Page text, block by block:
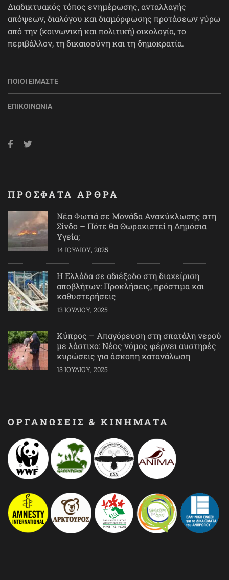
Διαδικτυακός τόπος ενημέρωσης, ανταλλαγής
απόψεων, διαλόγου και διαμόρφωσης προτάσεων γύρω
από την (κοινωνική και πολιτική) οικολογία, το
περιβάλλον, τη δικαιοσύνη και τη δημοκρατία.
ΠΟΙΟΙ ΕΊΜΑΣΤΕ
ΕΠΙΚΟΙΝΩΝΊΑ
ΠΡΟΣΦΑΤΑ ΑΡΘΡΑ
Νέα Φωτιά σε Μονάδα Ανακύκλωσης στη
Σίνδο – Πότε θα Θωρακιστεί η Δημόσια
Υγεία;
14 ΙΟΥΛΊΟΥ, 2025
Η Ελλάδα σε αδιέξοδο στη διαχείριση
αποβλήτων: Προκλήσεις, πρόστιμα και
καθυστερήσεις
13 ΙΟΥΛΊΟΥ, 2025
Κύπρος – Απαγόρευση στη σπατάλη νερού
με λάστιχο: Νέος νόμος φέρνει αυστηρές
κυρώσεις για άσκοπη κατανάλωση
13 ΙΟΥΛΊΟΥ, 2025
ΟΡΓΑΝΩΣΕΙΣ & ΚΙΝΗΜΑΤΑ